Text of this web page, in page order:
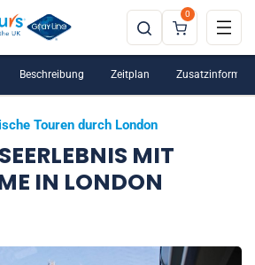
0
Touren durch London
MIT
IN LONDON
Beschreibung Zeitplan